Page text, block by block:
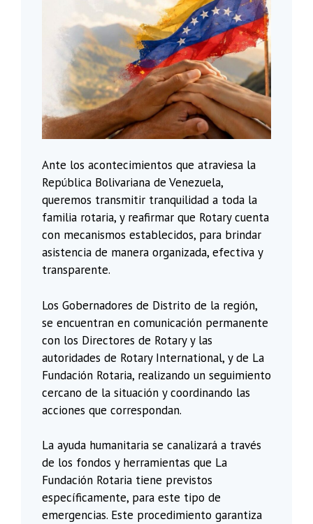
Ante los acontecimientos que atraviesa la
República Bolivariana de Venezuela,
queremos transmitir tranquilidad a toda la
familia rotaria, y reafirmar que Rotary cuenta
con mecanismos establecidos, para brindar
asistencia de manera organizada, efectiva y
transparente.
Los Gobernadores de Distrito de la región,
se encuentran en comunicación permanente
con los Directores de Rotary y las
autoridades de Rotary International, y de La
Fundación Rotaria, realizando un seguimiento
cercano de la situación y coordinando las
acciones que correspondan.
La ayuda humanitaria se canalizará a través
de los fondos y herramientas que La
Fundación Rotaria tiene previstos
específicamente, para este tipo de
emergencias. Este procedimiento garantiza